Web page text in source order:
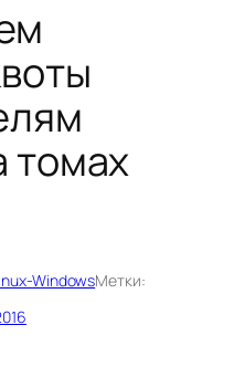
томах
WindowsМетки: